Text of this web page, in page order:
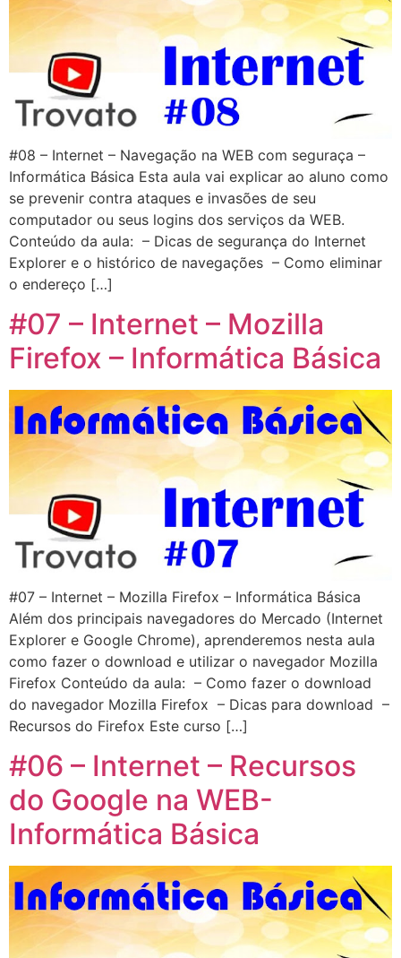
#08 – Internet – Navegação na WEB com seguraça –
Informática Básica Esta aula vai explicar ao aluno como
se prevenir contra ataques e invasões de seu
computador ou seus logins dos serviços da WEB.
Conteúdo da aula: – Dicas de segurança do Internet
Explorer e o histórico de navegações – Como eliminar
o endereço […]
#07 – Internet – Mozilla
Firefox – Informática Básica
#07 – Internet – Mozilla Firefox – Informática Básica
Além dos principais navegadores do Mercado (Internet
Explorer e Google Chrome), aprenderemos nesta aula
como fazer o download e utilizar o navegador Mozilla
Firefox Conteúdo da aula: – Como fazer o download
do navegador Mozilla Firefox – Dicas para download –
Recursos do Firefox Este curso […]
#06 – Internet – Recursos
do Google na WEB-
Informática Básica